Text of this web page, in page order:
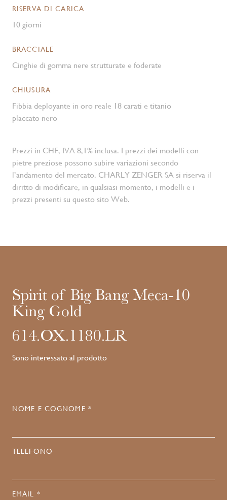
RISERVA DI CARICA
10 giorni
BRACCIALE
Cinghie di gomma nere strutturate e foderate
CHIUSURA
Fibbia deployante in oro reale 18 carati e titanio
placcato nero
Prezzi in CHF, IVA 8,1% inclusa. I prezzi dei modelli con
pietre preziose possono subire variazioni secondo
l’andamento del mercato. CHARLY ZENGER SA si riserva il
diritto di modificare, in qualsiasi momento, i modelli e i
prezzi presenti su questo sito Web.
Spirit of Big Bang Meca-10
King Gold
614.OX.1180.LR
Sono interessato al prodotto
NOME E COGNOME *
TELEFONO
EMAIL *